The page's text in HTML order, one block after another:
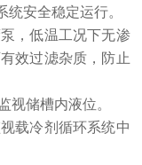
安全稳定运行。
，低温工况下无渗
效过滤杂质，防止
视储槽内液位。
载冷剂循环系统中